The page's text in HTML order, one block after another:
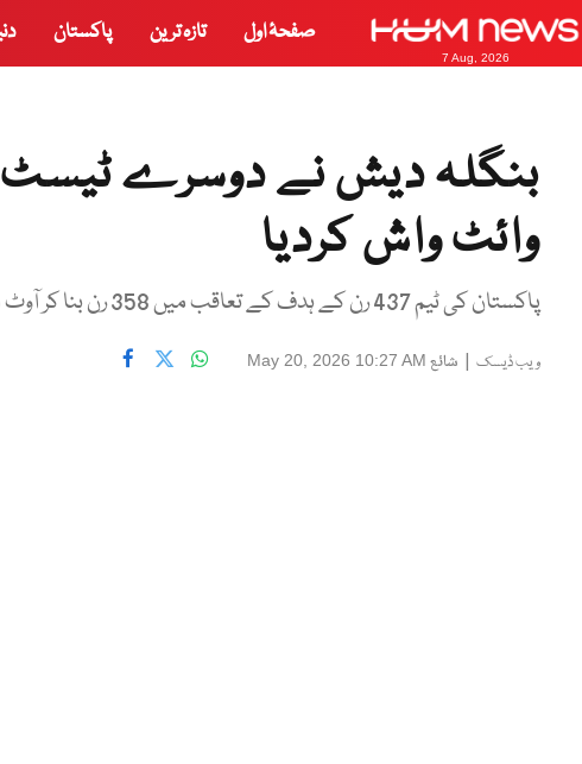
7 Aug, 2026
صفحۂ اول تازہ ترین پاکستان
بنگلہ دیش نے دوسرے
وائٹ واش کردیا
پاکستان کی ٹیم 437 رن کے ہدف کے تعاقب میں 358 رن بنا کر آوٹ ہو گئی ، لٹن داس پلیئر آف دی میچ قرار
ویب ڈیسک | شائع May 20, 2026 10:27 AM